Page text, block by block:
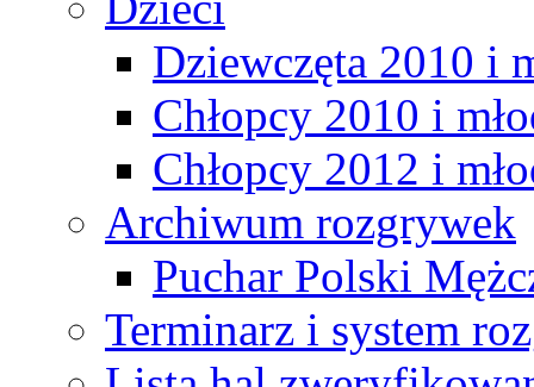
Dziewczęta 2010 i
Chłopcy 2010 i
Chłopcy 2012 i
Archiwum rozgrywek
Puchar Polski
Terminarz i system